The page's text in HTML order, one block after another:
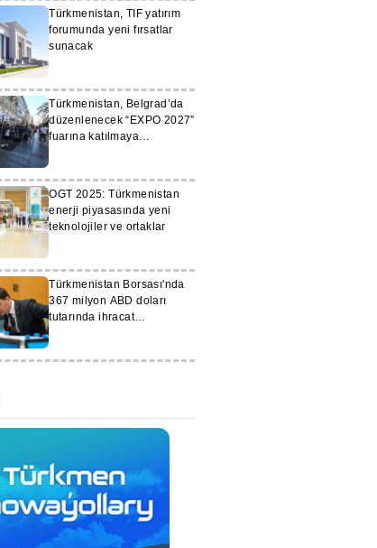
Türkmenistan, TIF yatırım
forumunda yeni fırsatlar
sunacak
Türkmenistan, Belgrad’da
düzenlenecek “EXPO 2027”
fuarına katılmaya
OGT 2025: Türkmenistan
enerji piyasasında yeni
teknolojiler ve ortaklar
Türkmenistan Borsası'nda
367 milyon ABD doları
tutarında ihracat